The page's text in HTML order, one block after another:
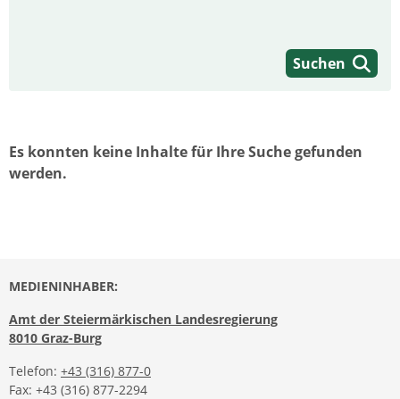
Suchen
Es konnten keine Inhalte für Ihre Suche gefunden
werden.
MEDIENINHABER:
Amt der Steiermärkischen Landesregierung
8010 Graz-Burg
Telefon: +43 (316) 877-0
Fax: +43 (316) 877-2294